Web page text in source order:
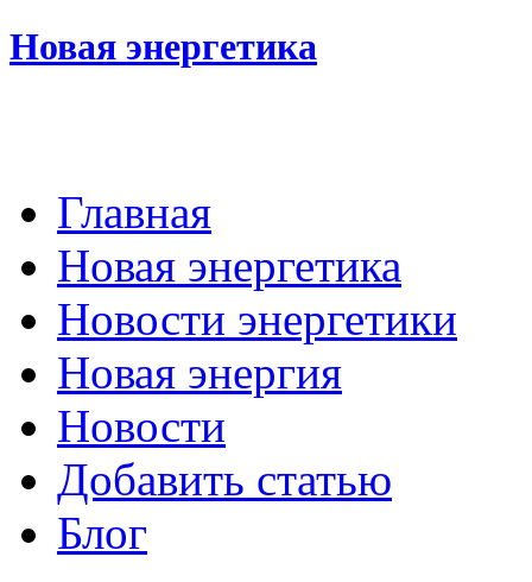
Новая энергетика
Главная
Новая энергетика
Новости энергетики
Новая энергия
Новости
Добавить статью
Блог